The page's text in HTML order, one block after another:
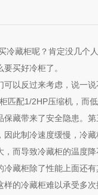
柜呢？肯定没几个人
买好冷柜了。
反过来考虑，说一说
匹配1/2HP压缩机，而
藏带来了安全隐患。
此制冷速度缓慢，冷
而导致冷藏柜的温度
柜除了性能上面还有
的冷藏柜难以承受多